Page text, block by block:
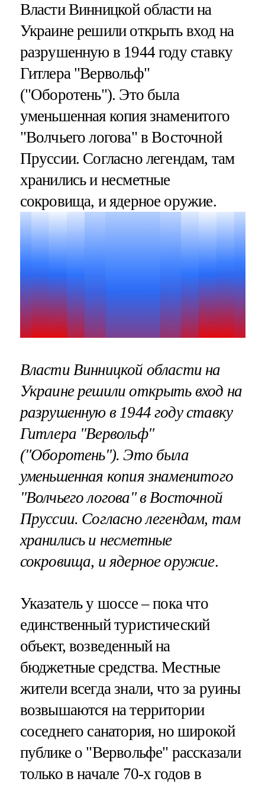
Власти Винницкой области на
Украине решили открыть вход на
разрушенную в 1944 году ставку
Гитлера "Вервольф"
("Оборотень"). Это была
уменьшенная копия знаменитого
"Волчьего логова" в Восточной
Пруссии. Согласно легендам, там
хранились и несметные
сокровища, и ядерное оружие.
Власти Винницкой области на
Украине решили открыть вход на
разрушенную в 1944 году ставку
Гитлера "Вервольф"
("Оборотень"). Это была
уменьшенная копия знаменитого
"Волчьего логова" в Восточной
Пруссии. Согласно легендам, там
хранились и несметные
сокровища, и ядерное оружие.
Указатель у шоссе – пока что
единственный туристический
объект, возведенный на
бюджетные средства. Местные
жители всегда знали, что за руины
возвышаются на территории
соседнего санатория, но широкой
публике о "Вервольфе" рассказали
только в начале 70-х годов в